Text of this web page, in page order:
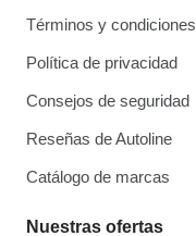
Términos y condiciones
Política de privacidad
Consejos de seguridad
Reseñas de Autoline
Catálogo de marcas
Nuestras ofertas